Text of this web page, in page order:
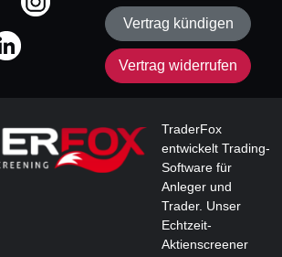
Vertrag kündigen
Vertrag widerrufen
TraderFox
entwickelt Trading-
Software für
Anleger und
Trader. Unser
Echtzeit-
Aktienscreener